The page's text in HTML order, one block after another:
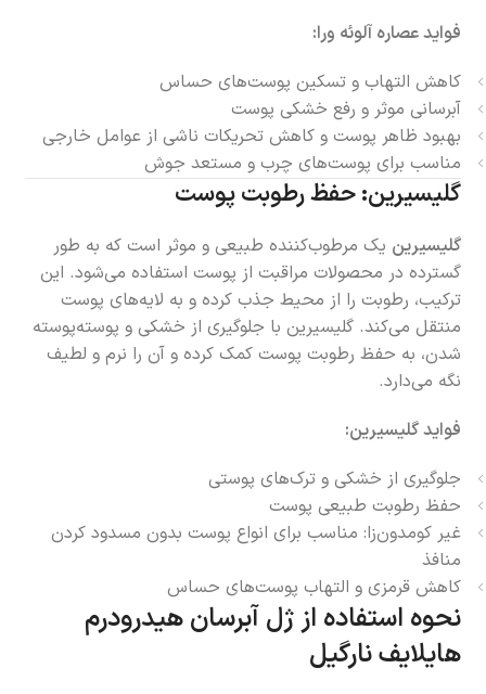
فواید عصاره آلوئه ورا:
کاهش التهاب و تسکین پوست‌های حساس
آبرسانی موثر و رفع خشکی پوست
بهبود ظاهر پوست و کاهش تحریکات ناشی از عوامل خارجی
مناسب برای پوست‌های چرب و مستعد جوش
گلیسیرین: حفظ رطوبت پوست
گلیسیرین یک مرطوب‌کننده طبیعی و موثر است که به طور
گسترده در محصولات مراقبت از پوست استفاده می‌شود. این
ترکیب، رطوبت را از محیط جذب کرده و به لایه‌های پوست
منتقل می‌کند. گلیسیرین با جلوگیری از خشکی و پوسته‌پوسته
شدن، به حفظ رطوبت پوست کمک کرده و آن را نرم و لطیف
نگه می‌دارد.
فواید گلیسیرین:
جلوگیری از خشکی و ترک‌های پوستی
حفظ رطوبت طبیعی پوست
غیر کومدون‌زا: مناسب برای انواع پوست بدون مسدود کردن
منافذ
کاهش قرمزی و التهاب پوست‌های حساس
نحوه استفاده از ژل آبرسان هیدرودرم
هایلایف نارگیل